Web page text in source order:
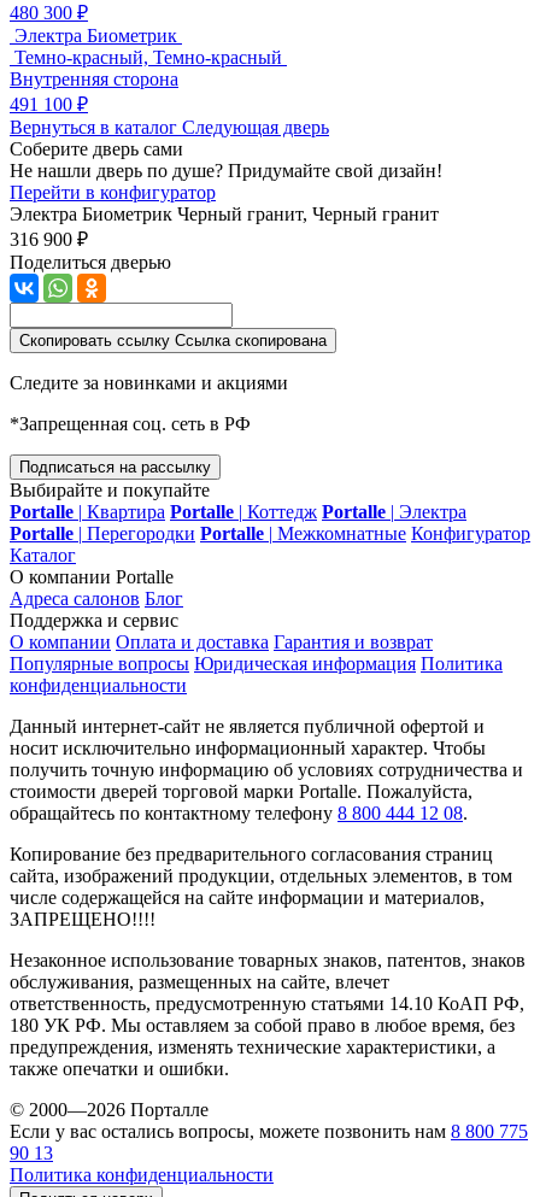
480 300 ₽
Электра Биометрик
Темно-красный, Темно-красный
Внутренняя сторона
491 100 ₽
Вернуться в каталог Следующая дверь
Соберите дверь сами
Не нашли дверь по душе? Придумайте свой дизайн!
Перейти в конфигуратор
Электра Биометрик Черный гранит, Черный гранит
316 900 ₽
Поделиться дверью
Скопировать ссылку Ссылка скопирована
Следите за новинками и акциями
*Запрещенная соц. сеть в РФ
Подписаться на рассылку
Выбирайте и покупайте
Portalle | Квартира Portalle | Коттедж Portalle | Электра
Portalle | Перегородки Portalle | Межкомнатные Конфигуратор
Каталог
О компании Portalle
Адреса салонов Блог
Поддержка и сервис
О компании Оплата и доставка Гарантия и возврат
Популярные вопросы Юридическая информация Политика
конфиденциальности
Данный интернет-сайт не является публичной офертой и
носит исключительно информационный характер. Чтобы
получить точную информацию об условиях сотрудничества и
стоимости дверей торговой марки Portalle. Пожалуйста,
обращайтесь по контактному телефону 8 800 444 12 08.
Копирование без предварительного согласования страниц
сайта, изображений продукции, отдельных элементов, в том
числе содержащейся на сайте информации и материалов,
ЗАПРЕЩЕНО!!!!
Незаконное использование товарных знаков, патентов, знаков
обслуживания, размещенных на сайте, влечет
ответственность, предусмотренную статьями 14.10 КоАП РФ,
180 УК РФ. Мы оставляем за собой право в любое время, без
предупреждения, изменять технические характеристики, а
также опечатки и ошибки.
© 2000—2026 Порталле
Если у вас остались вопросы, можете позвонить нам 8 800 775
90 13
Политика конфиденциальности